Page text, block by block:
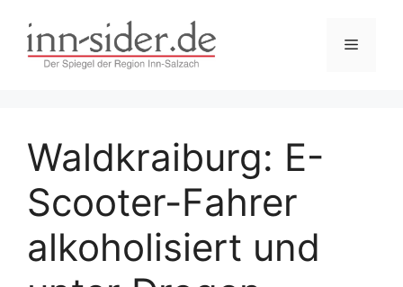
Inhalt
springen
Menü
Waldkraiburg: E-
Scooter-Fahrer
alkoholisiert und